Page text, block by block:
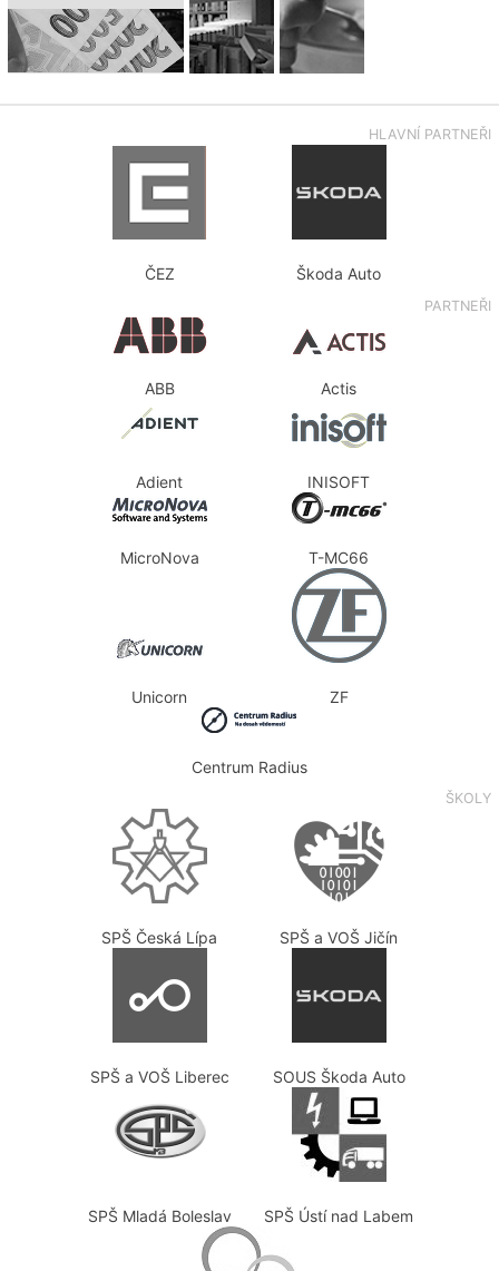
HLAVNÍ PARTNEŘI
ČEZ Škoda Auto
PARTNEŘI
ABB Actis
Adient INISOFT
MicroNova T-MC66
Unicorn ZF
Centrum Radius
ŠKOLY
SPŠ Česká Lípa SPŠ a VOŠ Jičín
SPŠ a VOŠ Liberec SOUS Škoda Auto
SPŠ Mladá Boleslav SPŠ Ústí nad Labem